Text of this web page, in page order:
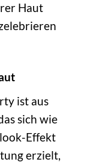
Haut
ist aus
sich wie
Effekt
erzielt,